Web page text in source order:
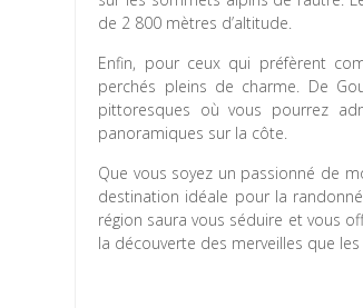
de 2 800 mètres d’altitude.
Enfin, pour ceux qui préfèrent
perchés pleins de charme. De
pittoresques où vous pourrez
panoramiques sur la côte.
Que vous soyez un passionné de
destination idéale pour la
région saura vous séduire et vous
la découverte des merveilles que